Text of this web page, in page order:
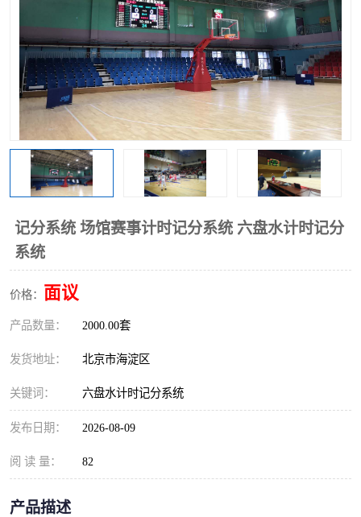
记分系统 场馆赛事计时记分系统 六盘水计时记分
系统
价格： 面议
产品数量： 2000.00套
发货地址： 北京市海淀区
关键词： 六盘水计时记分系统
发布日期： 2026-08-09
阅 读 量： 82
产品描述